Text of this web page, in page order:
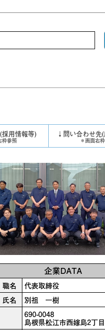
用情報等)
枠参照
↓問い合わせ先
＊画面右
企業DATA
職名
代表取締役
氏名
別祖 一樹
690-0048
島根県松江市西嫁島2丁